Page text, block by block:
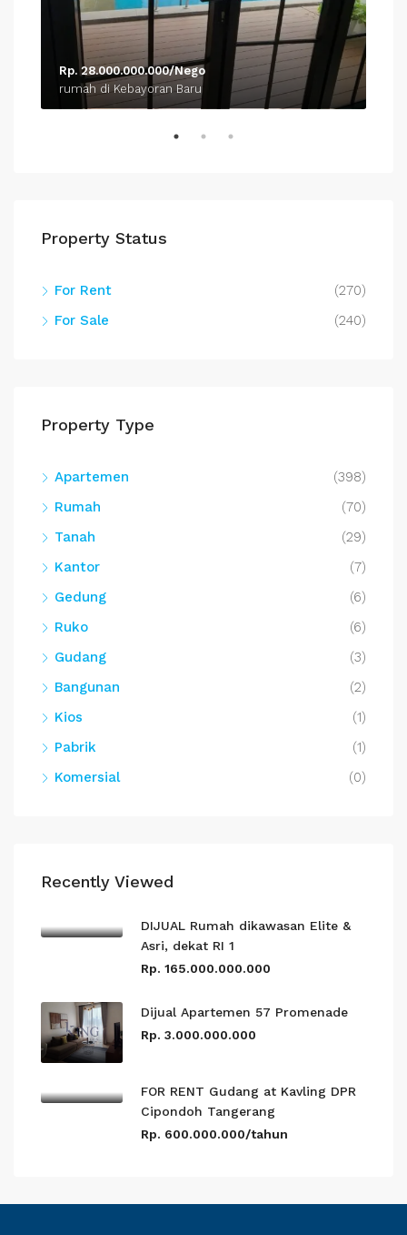
Rp. 28.000.000.000/Nego
rumah di Kebayoran Baru
Property Status
For Rent
(270)
For Sale
(240)
Property Type
Apartemen
(398)
Rumah
(70)
Tanah
(29)
Kantor
(7)
Gedung
(6)
Ruko
(6)
Gudang
(3)
Bangunan
(2)
Kios
(1)
Pabrik
(1)
Komersial
(0)
Recently Viewed
DIJUAL Rumah dikawasan Elite &
Asri, dekat RI 1
Rp. 165.000.000.000
Dijual Apartemen 57 Promenade
Rp. 3.000.000.000
FOR RENT Gudang at Kavling DPR
Cipondoh Tangerang
Rp. 600.000.000/tahun